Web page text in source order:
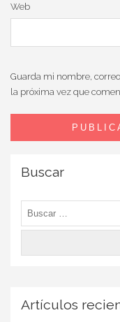
Web
Guarda mi nombre,
la próxima vez que
Buscar
Buscar:
Artículos